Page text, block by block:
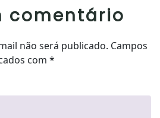
comentário
não será publicado. Campos
com *